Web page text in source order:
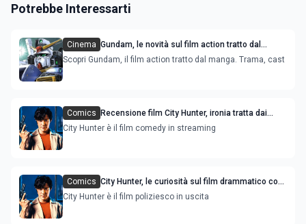
Potrebbe Interessarti
Cinema Gundam, le novità sul film action tratto dal
manga
Scopri Gundam, il film action tratto dal manga. Trama, cast
Comics
Recensione film City Hunter, ironia tratta dai
manga
City Hunter è il film comedy in streaming
Comics City Hunter, le curiosità sul film drammatico con
Ryohei Suzuki
City Hunter è il film poliziesco in uscita